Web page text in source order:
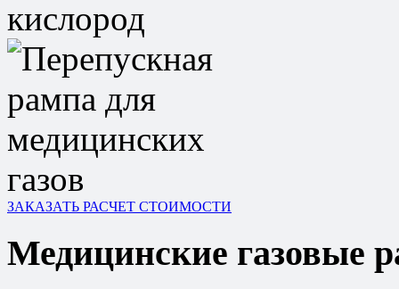
ЗАКАЗАТЬ РАСЧЕТ СТОИМОСТИ
Медицинские газовые